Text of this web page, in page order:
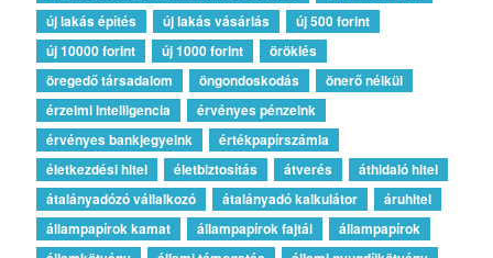
új lakás építés
új lakás vásárlás
új 500 forint
új 10000 forint
új 1000 forint
öröklés
öregedő társadalom
öngondoskodás
önerő nélkül
érzelmi intelligencia
érvényes pénzeink
érvényes bankjegyeink
értékpapírszámla
életkezdési hitel
életbiztosítás átverés
áthidaló hitel
átalányadózó vállalkozó
átalányadó kalkulátor
áruhitel
állampapírok kamat
állampapírok fajtái
állampapírok